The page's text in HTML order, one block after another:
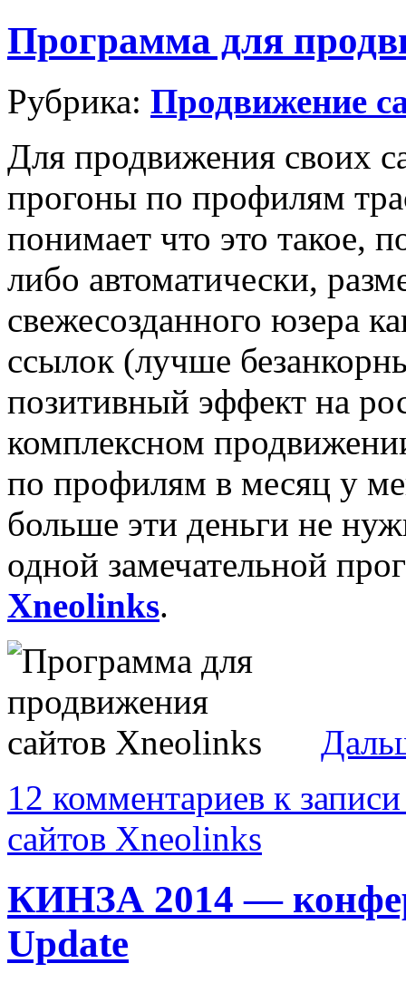
Программа для
Рубрика: Продвижение
Для продвижения своих
прогоны по профилям
понимает что это такое,
либо автоматически,
свежесозданного юзера
ссылок (лучше
позитивный эффект на
комплексном
по профилям в месяц у
больше эти деньги не
одной замечательной
Xneolinks.
12 комментариев к
сайтов Xneolinks
КИНЗА 2014 —
Update